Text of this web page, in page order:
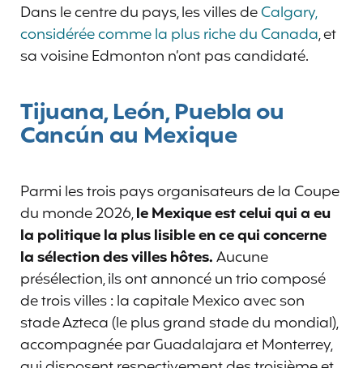
Dans le centre du pays, les villes deCalgary,
considérée comme la plus riche du Canada, et
sa voisine Edmonton n’ont pas candidaté.
Tijuana, León, Puebla ou
Cancún au Mexique
Parmi les trois pays organisateurs de la Coupe
du monde 2026,le Mexique est celui qui a eu
la politique la plus lisible en ce qui concerne
la sélection des villes hôtes.Aucune
présélection, ils ont annoncé un trio composé
de trois villes : la capitale Mexico avec son
stade Azteca (le plus grand stade du mondial),
accompagnée par Guadalajara et Monterrey,